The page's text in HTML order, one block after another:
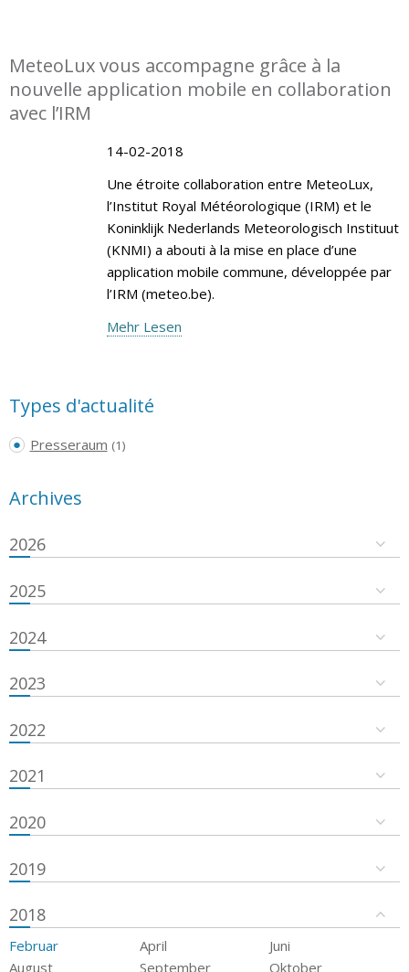
MeteoLux vous accompagne grâce à la
nouvelle application mobile en collaboration
avec l’IRM
14-02-2018
Une étroite collaboration entre MeteoLux,
l’Institut Royal Météorologique (IRM) et le
Koninklijk Nederlands Meteorologisch Instituut
(KNMI) a abouti à la mise en place d’une
application mobile commune, développée par
l’IRM (meteo.be).
Mehr Lesen
Types d'actualité
Presseraum (1)
Archives
2026
2025
2024
2023
2022
2021
2020
2019
2018
Februar April
Juni
August
September
Oktober